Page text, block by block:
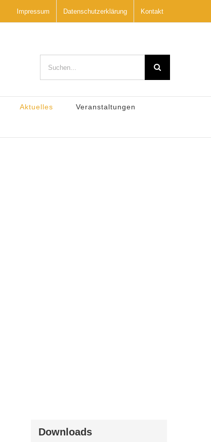
Impressum Datenschutzerklärung Kontakt
nach:
Aktuelles Veranstaltungen
Downloads